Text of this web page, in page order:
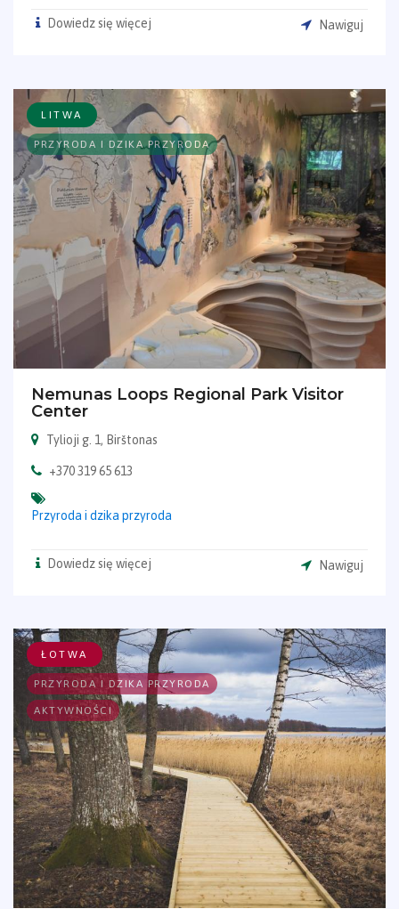
Dowiedz się więcej Nawiguj
LITWA
PRZYRODA I DZIKA PRZYRODA
Nemunas Loops Regional Park Visitor
Center
Tylioji g. 1, Birštonas
+370 319 65 613
Przyroda i dzika przyroda
Dowiedz się więcej Nawiguj
ŁOTWA
PRZYRODA I DZIKA PRZYRODA
AKTYWNOŚCI